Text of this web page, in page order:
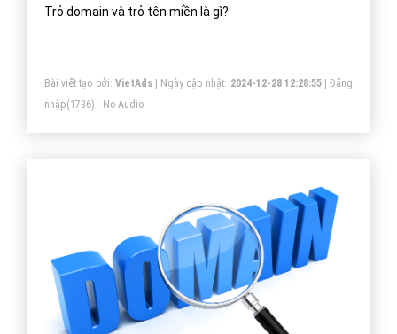
Trỏ domain và trỏ tên miền là gì?
Bài viết tạo bởi: VietAds| Ngày cập nhật: 2024-12-28 12:28:55|Đăng
nhập(1736) - No Audio